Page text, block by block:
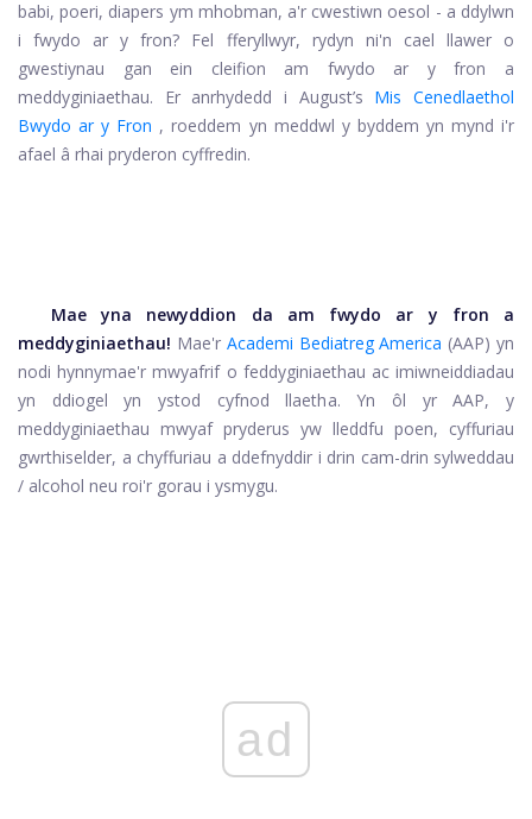
babi, poeri, diapers ym mhobman, a'r cwestiwn oesol - a ddylwn
i fwydo ar y fron? Fel fferyllwyr, rydyn ni'n cael llawer o
gwestiynau gan ein cleifion am fwydo ar y fron a
meddyginiaethau. Er anrhydedd i August’s Mis Cenedlaethol
Bwydo ar y Fron , roeddem yn meddwl y byddem yn mynd i'r
afael â rhai pryderon cyffredin.
Mae yna newyddion da am fwydo ar y fron a
meddyginiaethau! Mae'r Academi Bediatreg America (AAP) yn
nodi hynnymae'r mwyafrif o feddyginiaethau ac imiwneiddiadau
yn ddiogel yn ystod cyfnod llaetha. Yn ôl yr AAP, y
meddyginiaethau mwyaf pryderus yw lleddfu poen, cyffuriau
gwrthiselder, a chyffuriau a ddefnyddir i drin cam-drin sylweddau
/ alcohol neu roi'r gorau i ysmygu.
ad